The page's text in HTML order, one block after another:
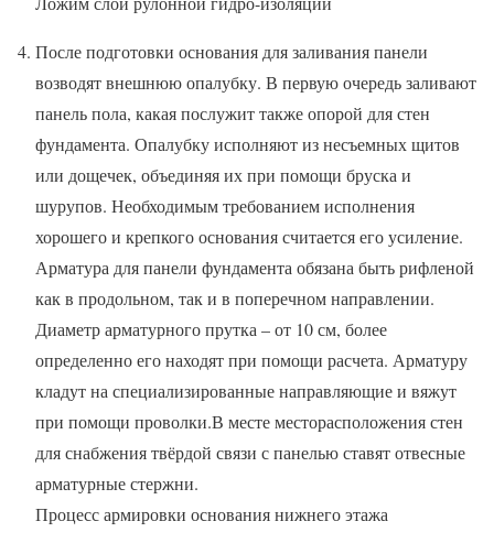
После подготовки основания для заливания панели
возводят внешнюю опалубку. В первую очередь заливают
панель пола, какая послужит также опорой для стен
фундамента. Опалубку исполняют из несъемных щитов
или дощечек, объединяя их при помощи бруска и
шурупов. Необходимым требованием исполнения
хорошего и крепкого основания считается его усиление.
Арматура для панели фундамента обязана быть рифленой
как в продольном, так и в поперечном направлении.
Диаметр арматурного прутка – от 10 см, более
определенно его находят при помощи расчета. Арматуру
кладут на специализированные направляющие и вяжут
при помощи проволки.В месте месторасположения стен
для снабжения твёрдой связи с панелью ставят отвесные
арматурные стержни.
Процесс армировки основания нижнего этажа